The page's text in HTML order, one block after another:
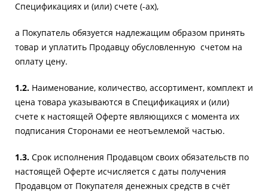
Спецификациях и (или) счете (-ах),
а Покупатель обязуется надлежащим образом принять
товар и уплатить Продавцу обусловленную счетом на
оплату цену.
1.2. Наименование, количество, ассортимент, комплект и
цена товара указываются в Спецификациях и (или)
счете к настоящей Оферте являющихся с момента их
подписания Сторонами ее неотъемлемой частью.
1.3. Срок исполнения Продавцом своих обязательств по
настоящей Оферте исчисляется с даты получения
Продавцом от Покупателя денежных средств в счёт